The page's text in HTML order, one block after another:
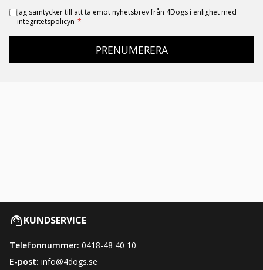
Jag samtycker till att ta emot nyhetsbrev från 4Dogs i enlighet med
integritetspolicyn *
PRENUMERERA
KUNDSERVICE
Telefonnummer: 0418-48 40 10
E-post: info@4dogs.se